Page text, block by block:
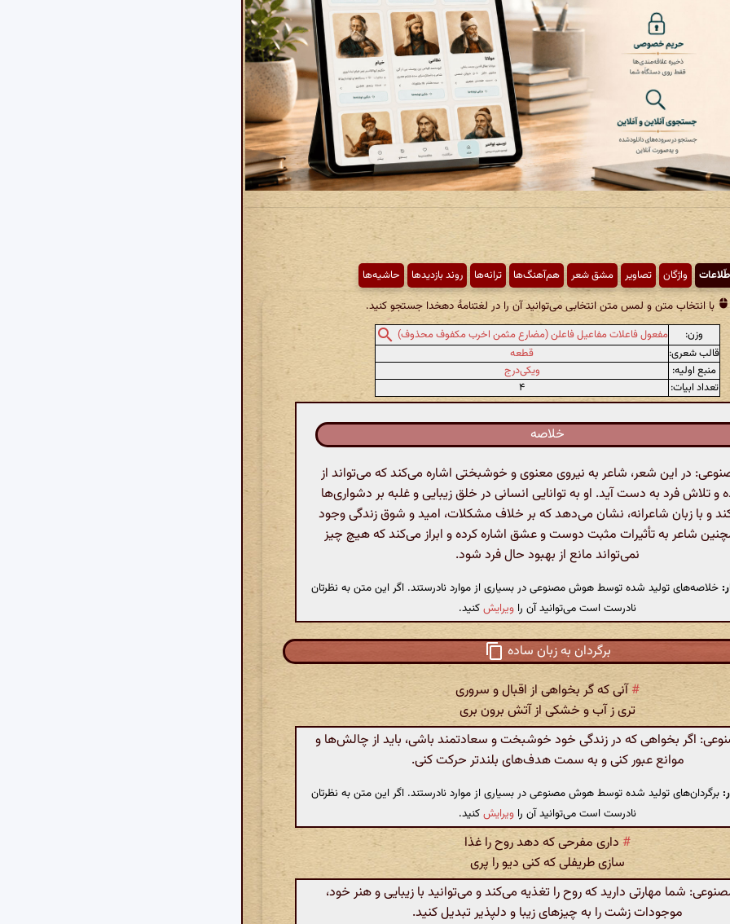
واژگان تصاویر مشق شعر هم‌آهنگ‌ها ترانه‌ها روند بازدیدها حاشیه‌ها
با انتخاب متن و لمس متن انتخابی می‌توانید آن را در لغتنامهٔ دهخدا جستجو کنید.
وزن:
مفعول فاعلات مفاعیل فاعلن (مضارع مثمن اخرب مکفوف محذوف)
قالب شعری:
قطعه
منبع اولیه:
ویکی‌درج
تعداد ابیات:
۴
خلاصه
در این شعر، شاعر به نیروی معنوی و خوشبختی اشاره می‌کند که می‌تواند از
و تلاش فرد به دست آید. او به توانایی انسانی در خلق زیبایی و غلبه بر دشواری‌ها
و با زبان شاعرانه، نشان می‌دهد که بر خلاف مشکلات، امید و شوق زندگی وجود
شاعر به تأثیرات مثبت دوست و عشق اشاره کرده و ابراز می‌کند که هیچ چیز
نمی‌تواند مانع از بهبود حال فرد شود.
خلاصه‌های تولید شده توسط هوش مصنوعی در بسیاری از موارد نادرستند. اگر این متن به نظرتان
نادرست است می‌توانید آن را ویرایشکنید.
برگردان به زبان ساده
#آنی که گر بخواهی از اقبال و سروری
تری ز آب و خشکی از آتش برون بری
اگر بخواهی که در زندگی خود خوشبخت و سعادتمند باشی، باید از چالش‌ها و
موانع عبور کنی و به سمت هدف‌های بلندتر حرکت کنی.
برگردان‌های تولید شده توسط هوش مصنوعی در بسیاری از موارد نادرستند. اگر این متن به نظرتان
نادرست است می‌توانید آن را ویرایشکنید.
# داری مفرحی که دهد روح را غذا
سازی طریفلی که کنی دیو را پری
شما مهارتی دارید که روح را تغذیه می‌کند و می‌توانید با زیبایی و هنر خود،
موجودات زشت را به چیزهای زیبا و دلپذیر تبدیل کنید.